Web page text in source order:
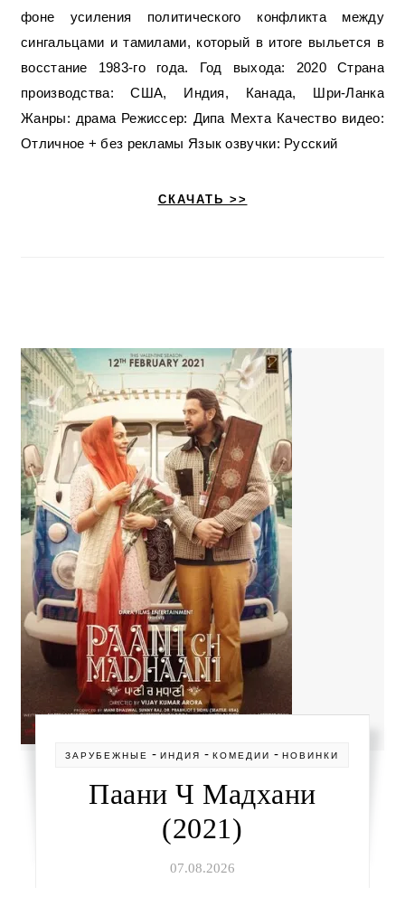
фоне усиления политического конфликта между
сингальцами и тамилами, который в итоге выльется в
восстание 1983-го года. Год выхода: 2020 Страна
производства: США, Индия, Канада, Шри-Ланка
Жанры: драма Режиссер: Дипа Мехта Качество видео:
Отличное + без рекламы Язык озвучки: Русский
СКАЧАТЬ >>
ЗАРУБЕЖНЫЕ -ИНДИЯ -КОМЕДИИ -НОВИНКИ
Паани Ч Мадхани
(2021)
07.08.2026